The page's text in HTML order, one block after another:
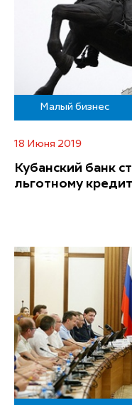
Малый бизнес
18 Июня 2019
Кубанский банк
льготному